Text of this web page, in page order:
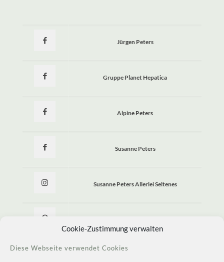
Cookie-Zustimmung verwalten
Diese Webseite verwendet Cookies
Jürgen Peters
Gruppe Planet Hepatica
Alpine Peters
Susanne Peters
Susanne Peters Allerlei Seltenes